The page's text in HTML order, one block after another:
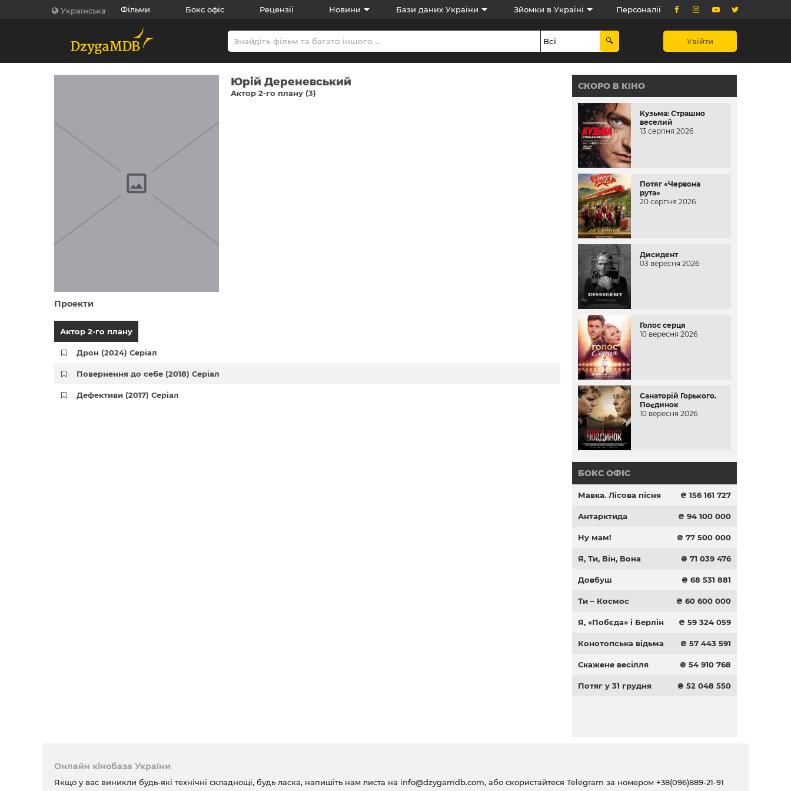
Українська Фільми Бокс офіс Рецензії Новини Бази даних України Зйомки в Україні Персоналії
Увійти
Юрій Дереневський
Актор 2-го плану (3)
Проекти
Актор 2-го плану
Дрон (2024) Серіал
Повернення до себе (2018) Серіал
Дефективи (2017) Серіал
СКОРО В КІНО
Кузьма: Страшно
веселий
13 серпня 2026
Потяг «Червона
рута»
20 серпня 2026
Дисидент
03 вересня 2026
Голос серця
10 вересня 2026
Санаторій Горького.
Поєдинок
10 вересня 2026
БОКС ОФІС
Мавка. Лісова пісня ₴ 156 161 727
Антарктида ₴ 94 100 000
Ну мам! ₴ 77 500 000
Я, Ти, Він, Вона ₴ 71 039 476
Довбуш ₴ 68 531 881
Ти – Космос ₴ 60 600 000
Я, «Побєда» і Берлін ₴ 59 324 059
Конотопська відьма ₴ 57 443 591
Скажене весілля ₴ 54 910 768
Потяг у 31 грудня ₴ 52 048 550
Онлайн кінобаза України
Якщо у вас виникли будь-які технічні складнощі, будь ласка, напишіть нам листа на info@dzygamdb.com, або скористайтеся Telegram за номером +38(096)889-21-91